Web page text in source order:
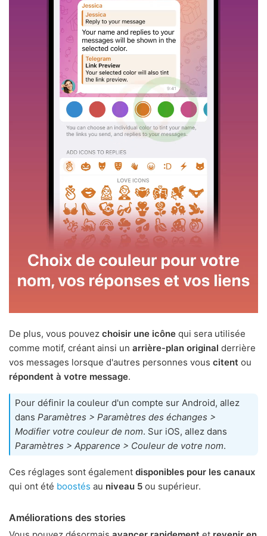
De plus, vous pouvez choisir une icône qui sera utilisée
comme motif, créant ainsi un arrière-plan original derrière
vos messages lorsque d'autres personnes vous citent ou
répondent à votre message.
Pour définir la couleur d'un compte sur Android, allez
dans Paramètres > Paramètres des échanges >
Modifier votre couleur de nom. Sur iOS, allez dans
Paramètres > Apparence > Couleur de votre nom.
Ces réglages sont également disponibles pour les canaux
qui ont été boostés au niveau 5 ou supérieur.
Améliorations des stories